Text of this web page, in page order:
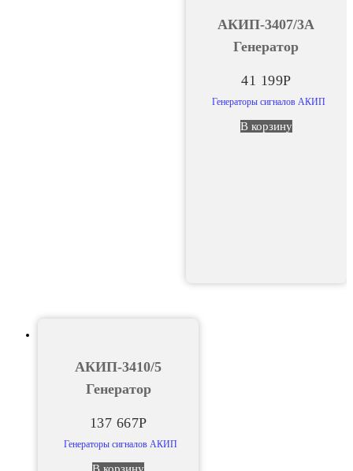
АКИП-3407/3А
Генератор
41 199Р
Генераторы сигналов АКИП
В корзину
АКИП-3410/5
Генератор
137 667Р
Генераторы сигналов АКИП